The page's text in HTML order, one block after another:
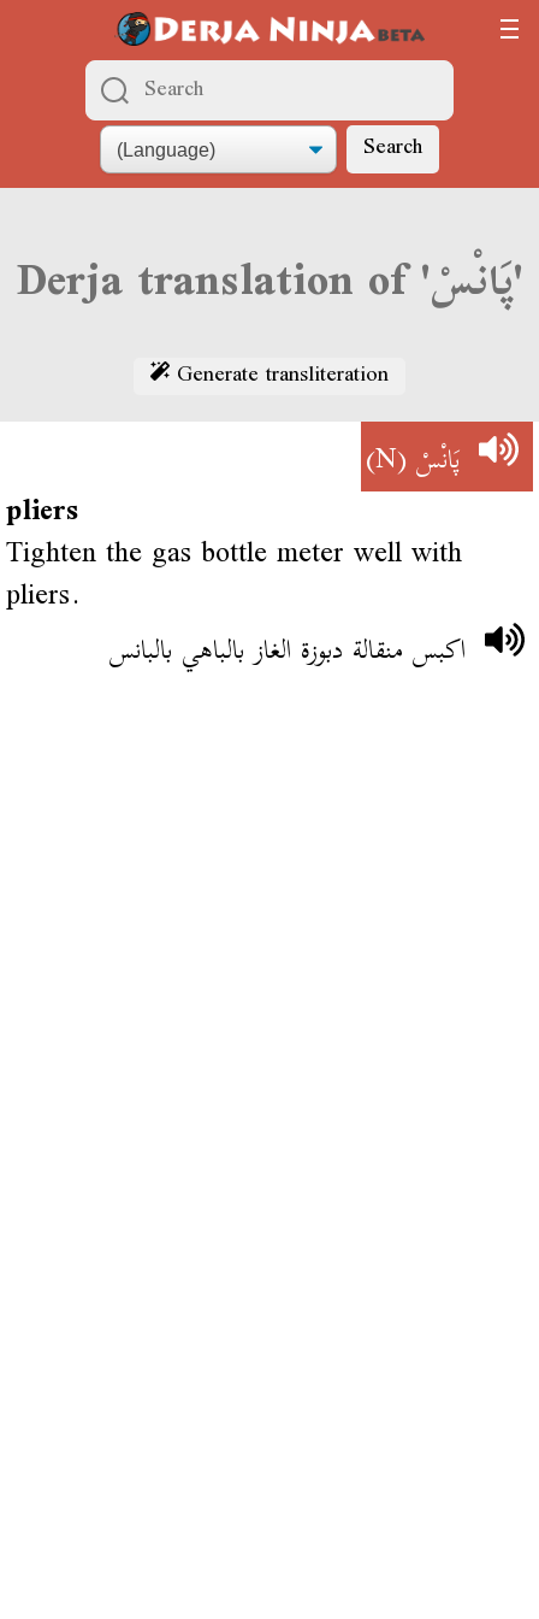
Search
Derja translation of 'پَانْسْ'
Generate transliteration
پَانْسْ(N)
pliers
Tighten the gas bottle meter well with
pliers.
اكبس منقالة دبوزة الغاز بالباهي بالبانس